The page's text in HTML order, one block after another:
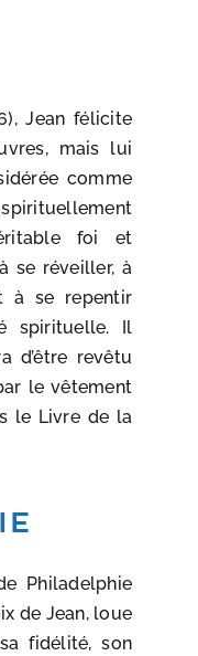
Jean félicite
mais lui
comme
foi et
se réveiller, à
à se repentir
spirituelle. Il
d’être revêtu
le vêtement
le Livre de la
Philadelphie
de Jean, loue
fidélité, son